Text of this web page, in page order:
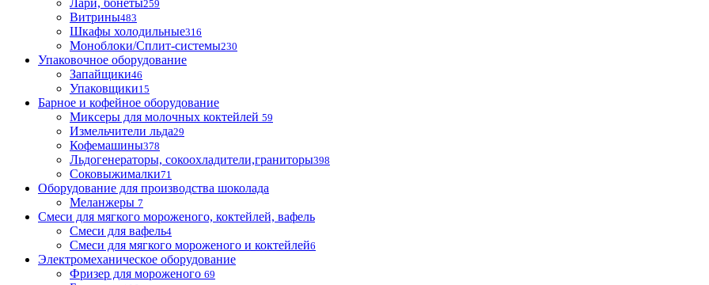
Лари, бонеты259
Витрины483
Шкафы холодильные316
Моноблоки/Сплит-системы230
Упаковочное оборудование
Запайщики46
Упаковщики15
Барное и кофейное оборудование
Миксеры для молочных коктейлей 59
Измельчители льда29
Кофемашины378
Льдогенераторы, сокоохладители,граниторы398
Соковыжималки71
Оборудование для производства шоколада
Меланжеры 7
Смеси для мягкого мороженого, коктейлей, вафель
Смеси для вафель4
Смеси для мягкого мороженого и коктейлей6
Электромеханическое оборудование
Фризер для мороженого 69